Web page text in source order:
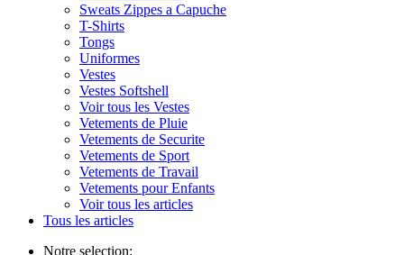
Sweats Zippes a Capuche
T-Shirts
Tongs
Uniformes
Vestes
Vestes Softshell
Voir tous les Vestes
Vetements de Pluie
Vetements de Securite
Vetements de Sport
Vetements de Travail
Vetements pour Enfants
Voir tous les articles
Tous les articles
Notre selection: